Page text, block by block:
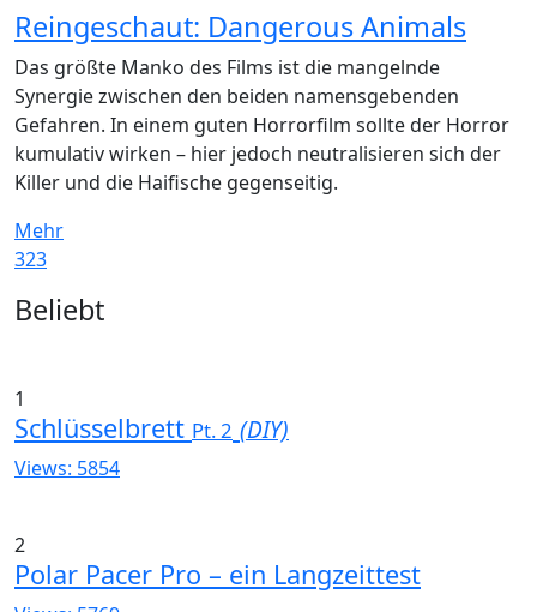
Reingeschaut: Dangerous Animals
Das größte Manko des Films ist die mangelnde
Synergie zwischen den beiden namensgebenden
Gefahren. In einem guten Horrorfilm sollte der Horror
kumulativ wirken – hier jedoch neutralisieren sich der
Killer und die Haifische gegenseitig.
Mehr
323
Widgets
Beliebt
1
Schlüsselbrett Pt. 2 (DIY)
Views: 5854
2
Polar Pacer Pro – ein Langzeittest